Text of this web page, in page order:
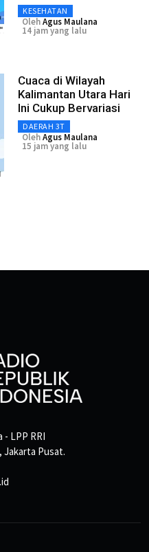
KESEHATAN
OlehAgus Maulana
14 jam yang lalu
Cuaca di Wilayah
Kalimantan Utara Hari
Ini Cukup Bervariasi
DAERAH 3T
OlehAgus Maulana
15 jam yang lalu
LPP RRI
Jakarta Pusat.